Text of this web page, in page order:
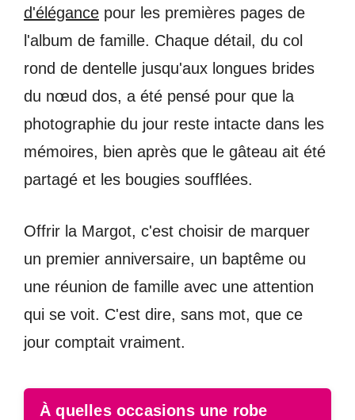
d'élégance pour les premières pages de
l'album de famille. Chaque détail, du col
rond de dentelle jusqu'aux longues brides
du nœud dos, a été pensé pour que la
photographie du jour reste intacte dans les
mémoires, bien après que le gâteau ait été
partagé et les bougies soufflées.
Offrir la Margot, c'est choisir de marquer
un premier anniversaire, un baptême ou
une réunion de famille avec une attention
qui se voit. C'est dire, sans mot, que ce
jour comptait vraiment.
À quelles occasions une robe